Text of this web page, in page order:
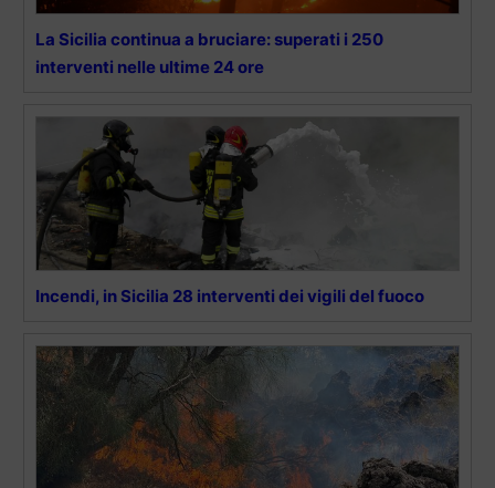
La Sicilia continua a bruciare: superati i 250
interventi nelle ultime 24 ore
Incendi, in Sicilia 28 interventi dei vigili del fuoco